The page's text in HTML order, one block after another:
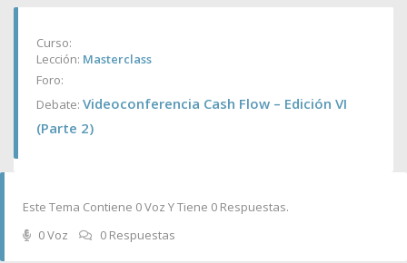
Curso:
Lección: Masterclass
Foro:
Debate: Videoconferencia Cash Flow – Edición VI
(Parte 2)
Este Tema Contiene 0 Voz Y Tiene 0 Respuestas.
0 Voz
0 Respuestas